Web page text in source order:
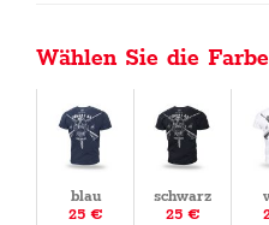
Wählen Sie die
blau
25 €
schwarz
25 €